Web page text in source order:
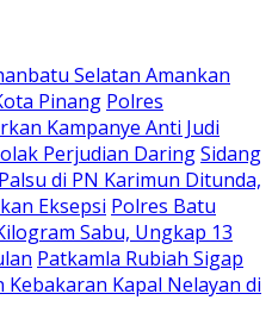
Selatan Amankan
Pinang Polres
Kampanye Anti Judi
Perjudian DaringSidang
di PN Karimun Ditunda,
Eksepsi Polres Batu
Sabu, Ungkap 13
Patkamla Rubiah Sigap
Kebakaran Kapal Nelayan di